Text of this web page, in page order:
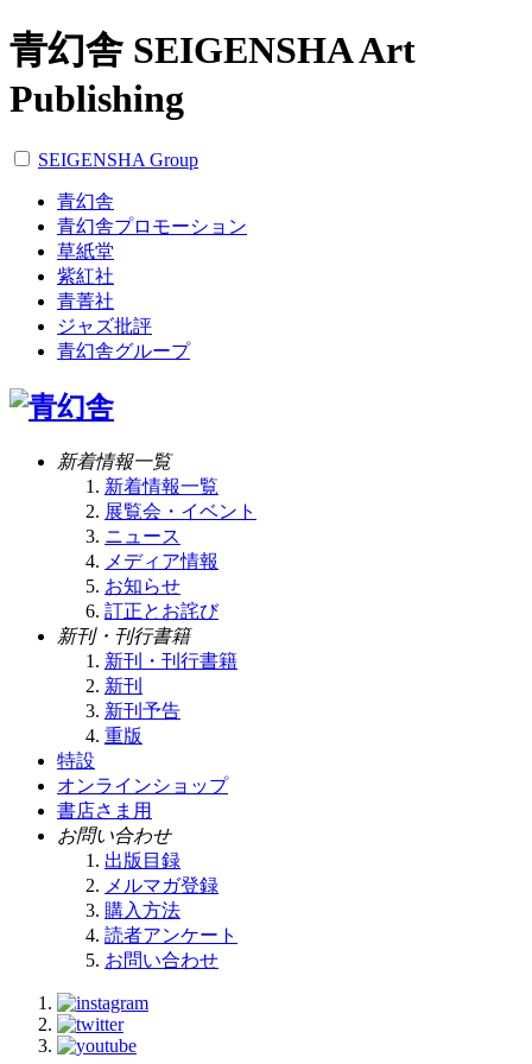
青幻舎 SEIGENSHA Art
Publishing
SEIGENSHA Group
青幻舎
青幻舎プロモーション
草紙堂
紫紅社
青菁社
ジャズ批評
青幻舎グループ
新着情報一覧
新着情報一覧
展覧会・イベント
ニュース
メディア情報
お知らせ
訂正とお詫び
新刊・刊行書籍
新刊・刊行書籍
新刊
新刊予告
重版
特設
オンラインショップ
書店さま用
お問い合わせ
出版目録
メルマガ登録
購入方法
読者アンケート
お問い合わせ